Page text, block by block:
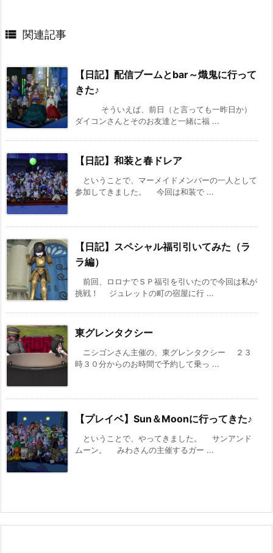
 関連記事
【日記】配信ブームとbar～熾鬼に行って
きた♪
そういえば、前日（と言っても一昨日か）
ダイコンさんとそのお友達と一緒に福 ...
【日記】和装と春ドレア
ということで、マーメイドメンバーの一人として
参加してきました。 今回は和装で ...
【日記】スペシャル福引引いてみた（ラ
ラ編）
前回、ロロナでＳＰ福引を引いたので今回は私が
挑戦！ ジュレットの町の宿屋に行 ...
東グレンタクシー
ニシゴンさん主催の、東グレンタクシー ２３
時３０分からのお時間で予約して乗っ ...
【プレイベ】Sun＆Moonに行ってきた♪
ということで、やってきました。 サンアンド
ムーン。 みわさんの主催するガー ...